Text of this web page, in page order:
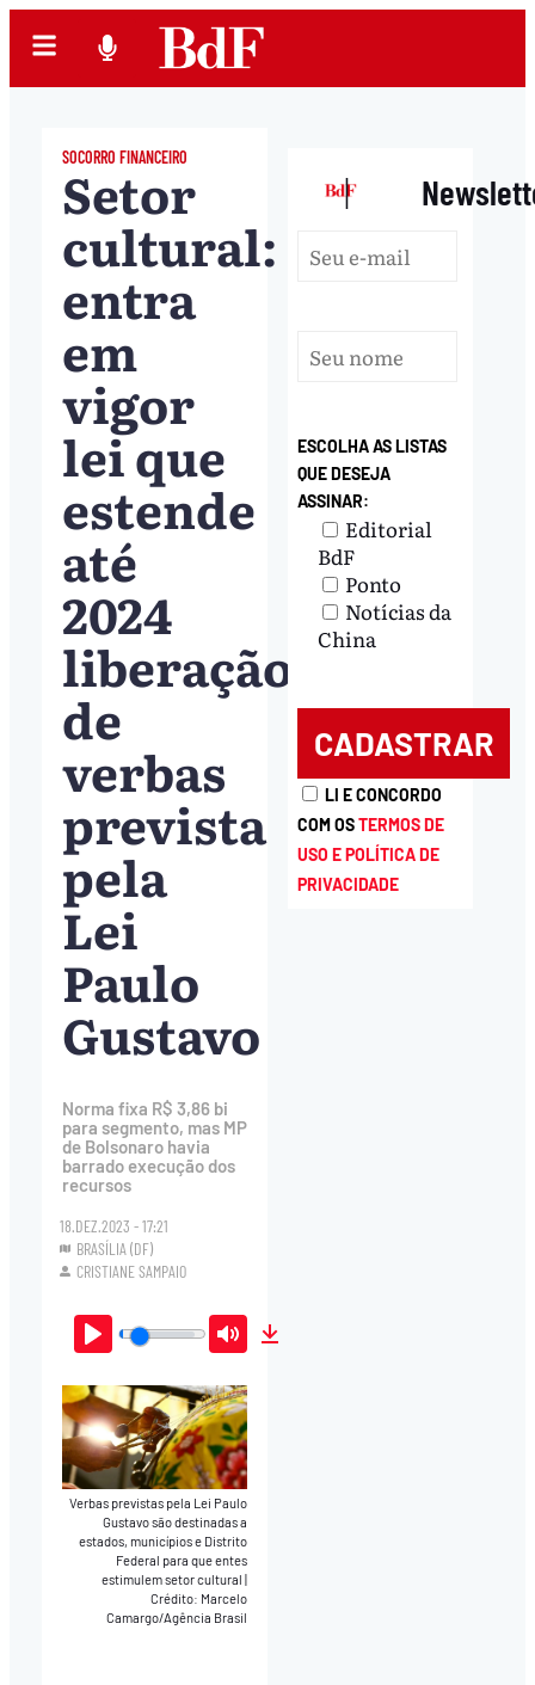
SOCORRO FINANCEIRO
Setor
cultural:
entra
em
vigor
lei que
estende
até
2024
liberação
de
verbas
prevista
pela
Lei
Paulo
Gustavo
Norma fixa R$ 3,86 bi
para segmento, mas MP
de Bolsonaro havia
barrado execução dos
recursos
18.DEZ.2023 - 17:21
BRASÍLIA (DF)
CRISTIANE SAMPAIO
Play Mute
Verbas previstas pela Lei Paulo
Gustavo são destinadas a
estados, municípios e Distrito
Federal para que entes
estimulem setor cultural
Crédito: Marcelo
Camargo/Agência Brasil
|
ESCOLHA AS LISTAS
QUE DESEJA
ASSINAR:
Editorial
BdF
Ponto
Notícias da
China
LI E CONCORDO
COM OSTERMOS DE
USO E POLÍTICA DE
PRIVACIDADE